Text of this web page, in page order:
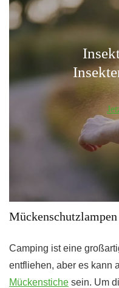
Camping ist eine
entfliehen, aber es kann
Mückenstiche sein. Um